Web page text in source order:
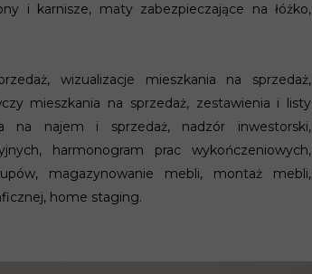
i karnisze, maty zabezpieczające na łóżko,
wizualizacje mieszkania na sprzedaż,
mieszkania na sprzedaż, zestawienia i listy
na najem i sprzedaż, nadzór inwestorski,
harmonogram prac wykończeniowych,
magazynowanie mebli, montaż mebli,
home staging.